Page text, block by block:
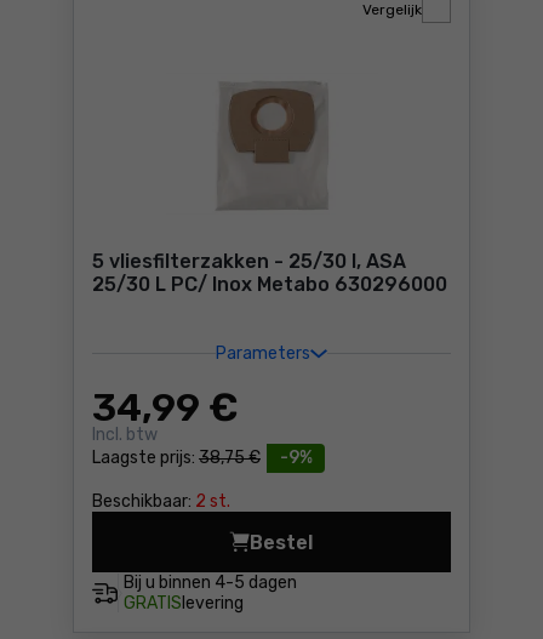
5 vliesfilterzakken - 25/30 l, ASA
25/30 L PC/ Inox Metabo 630296000
Parameters
-9%
Laagste prijs: 38,75 €
34,99 €
Incl. btw
Beschikbaar: 2 st.
Vergelijk
Bij u binnen 4-5 dagen
GRATIS levering
Bestel
5 vliesfilterzakken - 25/30